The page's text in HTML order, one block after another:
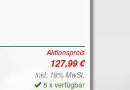
Aktionspreis
inkl. 19% MwSt.
8 x verfügbar